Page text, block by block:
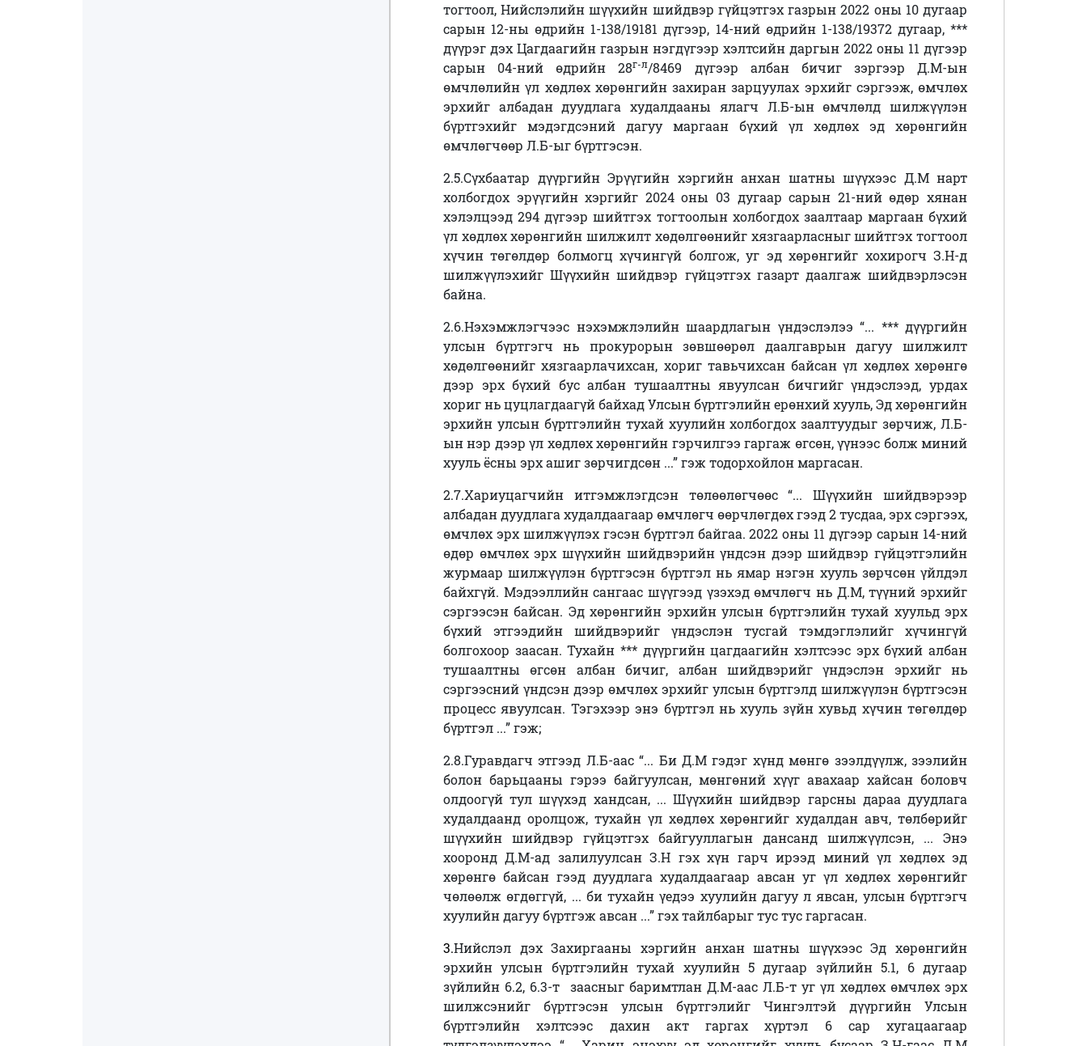
тогтоол, Нийслэлийн шүүхийн шийдвэр гүйцэтгэх газрын 2022 оны 10 дугаар
сарын 12-ны өдрийн 1-138/19181 дүгээр, 14-ний өдрийн 1-138/19372 дугаар, ***
дүүрэг дэх Цагдаагийн газрын нэгдүгээр хэлтсийн даргын 2022 оны 11 дүгээр
сарын 04-ний өдрийн 28г-л/8469 дүгээр албан бичиг зэргээр Д.М-ын
өмчлөлийн үл хөдлөх хөрөнгийн захиран зарцуулах эрхийг сэргээж, өмчлөх
эрхийг албадан дуудлага худалдааны ялагч Л.Б-ын өмчлөлд шилжүүлэн
бүртгэхийг мэдэгдсэний дагуу маргаан бүхий үл хөдлөх эд хөрөнгийн
өмчлөгчөөр Л.Б-ыг бүртгэсэн.
2.5.Сүхбаатар дүүргийн Эрүүгийн хэргийн анхан шатны шүүхээс Д.М нарт
холбогдох эрүүгийн хэргийг 2024 оны 03 дугаар сарын 21-ний өдөр хянан
хэлэлцээд 294 дүгээр шийтгэх тогтоолын холбогдох заалтаар маргаан бүхий
үл хөдлөх хөрөнгийн шилжилт хөдөлгөөнийг хязгаарласныг шийтгэх тогтоол
хүчин төгөлдөр болмогц хүчингүй болгож, уг эд хөрөнгийг хохирогч З.Н-д
шилжүүлэхийг Шүүхийн шийдвэр гүйцэтгэх газарт даалгаж шийдвэрлэсэн
байна.
2.6.Нэхэмжлэгчээс нэхэмжлэлийн шаардлагын үндэслэлээ “... *** дүүргийн
улсын бүртгэгч нь прокурорын зөвшөөрөл даалгаврын дагуу шилжилт
хөдөлгөөнийг хязгаарлачихсан, хориг тавьчихсан байсан үл хөдлөх хөрөнгө
дээр эрх бүхий бус албан тушаалтны явуулсан бичгийг үндэслээд, урдах
хориг нь цуцлагдаагүй байхад Улсын бүртгэлийн ерөнхий хууль, Эд хөрөнгийн
эрхийн улсын бүртгэлийн тухай хуулийн холбогдох заалтуудыг зөрчиж, Л.Б-
ын нэр дээр үл хөдлөх хөрөнгийн гэрчилгээ гаргаж өгсөн, үүнээс болж миний
хууль ёсны эрх ашиг зөрчигдсөн ...” гэж тодорхойлон маргасан.
2.7.Хариуцагчийн итгэмжлэгдсэн төлөөлөгчөөс “... Шүүхийн шийдвэрээр
албадан дуудлага худалдаагаар өмчлөгч өөрчлөгдөх гээд 2 тусдаа, эрх сэргээх,
өмчлөх эрх шилжүүлэх гэсэн бүртгэл байгаа. 2022 оны 11 дүгээр сарын 14-ний
өдөр өмчлөх эрх шүүхийн шийдвэрийн үндсэн дээр шийдвэр гүйцэтгэлийн
журмаар шилжүүлэн бүртгэсэн бүртгэл нь ямар нэгэн хууль зөрчсөн үйлдэл
байхгүй. Мэдээллийн сангаас шүүгээд үзэхэд өмчлөгч нь Д.М, түүний эрхийг
сэргээсэн байсан. Эд хөрөнгийн эрхийн улсын бүртгэлийн тухай хуульд эрх
бүхий этгээдийн шийдвэрийг үндэслэн тусгай тэмдэглэлийг хүчингүй
болгохоор заасан. Тухайн *** дүүргийн цагдаагийн хэлтсээс эрх бүхий албан
тушаалтны өгсөн албан бичиг, албан шийдвэрийг үндэслэн эрхийг нь
сэргээсний үндсэн дээр өмчлөх эрхийг улсын бүртгэлд шилжүүлэн бүртгэсэн
процесс явуулсан. Тэгэхээр энэ бүртгэл нь хууль зүйн хувьд хүчин төгөлдөр
бүртгэл ...” гэж;
2.8.Гуравдагч этгээд Л.Б-аас “... Би Д.М гэдэг хүнд мөнгө зээлдүүлж, зээлийн
болон барьцааны гэрээ байгуулсан, мөнгөний хүүг авахаар хайсан боловч
олдоогүй тул шүүхэд хандсан, ... Шүүхийн шийдвэр гарсны дараа дуудлага
худалдаанд оролцож, тухайн үл хөдлөх хөрөнгийг худалдан авч, төлбөрийг
шүүхийн шийдвэр гүйцэтгэх байгууллагын дансанд шилжүүлсэн, ... Энэ
хооронд Д.М-ад залилуулсан З.Н гэх хүн гарч ирээд миний үл хөдлөх эд
хөрөнгө байсан гээд дуудлага худалдаагаар авсан уг үл хөдлөх хөрөнгийг
чөлөөлж өгдөггүй, ... би тухайн үедээ хуулийн дагуу л явсан, улсын бүртгэгч
хуулийн дагуу бүртгэж авсан ...” гэх тайлбарыг тус тус гаргасан.
3.Нийслэл дэх Захиргааны хэргийн анхан шатны шүүхээсЭд хөрөнгийн
эрхийн улсын бүртгэлийн тухай хуулийн 5 дугаар зүйлийн 5.1, 6 дугаар
зүйлийн 6.2, 6.3-т заасныг баримтлан Д.М-аас Л.Б-т уг үл хөдлөх өмчлөх эрх
шилжсэнийг бүртгэсэн улсын бүртгэлийг Чингэлтэй дүүргийн Улсын
бүртгэлийн хэлтсээс дахин акт гаргах хүртэл 6 сар хугацаагаар